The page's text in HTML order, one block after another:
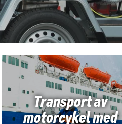
Transport av
motorcykel med